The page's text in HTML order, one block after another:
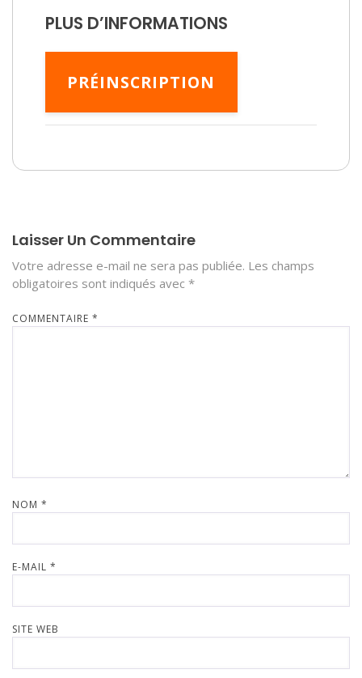
PLUS D’INFORMATIONS
PRÉINSCRIPTION
Laisser Un Commentaire
Votre adresse e-mail ne sera pas publiée. Les champs
obligatoires sont indiqués avec *
COMMENTAIRE *
NOM *
E-MAIL *
SITE WEB